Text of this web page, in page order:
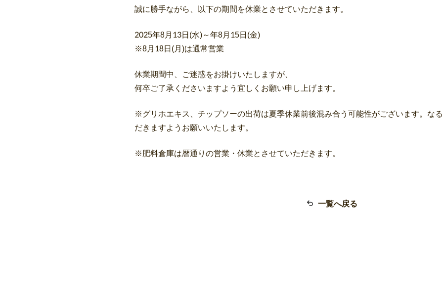
誠に勝手ながら、以下の期間を休業とさせていただきます。
2025年8月13日(水)～年8月15日(金)
※8月18日(月)は通常営業
休業期間中、ご迷惑をお掛けいたしますが、
何卒ご了承くださいますよう宜しくお願い申し上げます。
※グリホエキス、チップソーの出荷は夏季休業前後混み合う可能性がございます。な
だきますようお願いいたします。
※肥料倉庫は暦通りの営業・休業とさせていただきます。
一覧へ戻る